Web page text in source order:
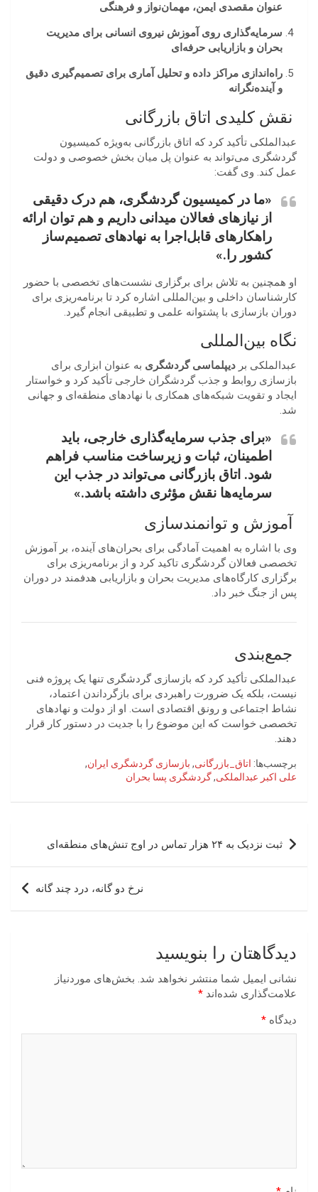
عنوان مقصدی ایمن، مهمان‌نواز و فرهنگی
سرمایه‌گذاری روی آموزش نیروی انسانی برای مدیریت
بحران و بازاریابی حرفه‌ای
راه‌اندازی مراکز داده و تحلیل آماری برای تصمیم‌گیری دقیق
و آینده‌نگرانه
نقش کلیدی اتاق بازرگانی
عبدالملکی تأکید کرد که اتاق بازرگانی به‌ویژه کمیسیون
گردشگری می‌تواند به عنوان پل میان بخش خصوصی و دولت
عمل کند. وی گفت:
«ما در کمیسیون گردشگری، هم درک دقیقی
از نیازهای فعالان میدانی داریم و هم توان ارائه
راهکارهای قابل‌اجرا به نهادهای تصمیم‌ساز
کشور را.»
او همچنین به تلاش برای برگزاری نشست‌های تخصصی با حضور
کارشناسان داخلی و بین‌المللی اشاره کرد تا برنامه‌ریزی برای
دوران بازسازی با پشتوانه علمی و تطبیقی انجام گیرد.
نگاه بین‌المللی
عبدالملکی بر دیپلماسی گردشگری به عنوان ابزاری برای
بازسازی روابط و جذب گردشگران خارجی تأکید کرد و خواستار
ایجاد و تقویت شبکه‌های همکاری با نهادهای منطقه‌ای و جهانی
شد.
«برای جذب سرمایه‌گذاری خارجی، باید
اطمینان، ثبات و زیرساخت مناسب فراهم
شود. اتاق بازرگانی می‌تواند در جذب این
سرمایه‌ها نقش مؤثری داشته باشد.»
آموزش و توانمندسازی
وی با اشاره به اهمیت آمادگی برای بحران‌های آینده، بر آموزش
تخصصی فعالان گردشگری تاکید کرد و از برنامه‌ریزی برای
برگزاری کارگاه‌های مدیریت بحران و بازاریابی هدفمند در دوران
پس از جنگ خبر داد.
جمع‌بندی
عبدالملکی تأکید کرد که بازسازی گردشگری تنها یک پروژه فنی
نیست، بلکه یک ضرورت راهبردی برای بازگرداندن اعتماد،
نشاط اجتماعی و رونق اقتصادی است. او از دولت و نهادهای
تخصصی خواست که این موضوع را با جدیت در دستور کار قرار
دهند.
برچسب‌ها: اتاق_بازرگانی, بازسازی گردشگری ایران,
علی اکبر عبدالملکی,گردشگری پسا بحران
راهبری
نوشته
ثبت نزدیک به ۲۴ هزار تماس در اوج تنش‌های منطقه‌ای
نرخ دو گانه، درد چند گانه
دیدگاهتان را بنویسید
نشانی ایمیل شما منتشر نخواهد شد. بخش‌های موردنیاز
علامت‌گذاری شده‌اند *
دیدگاه *